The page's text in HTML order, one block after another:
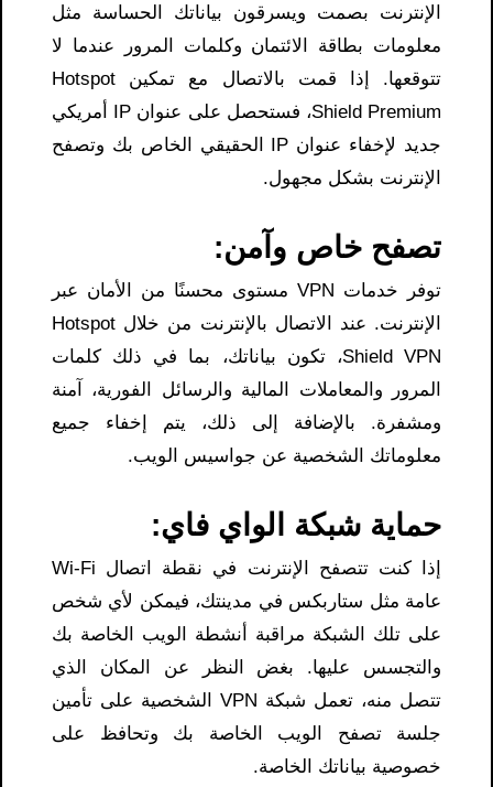
الإنترنت بصمت ويسرقون بياناتك الحساسة مثل
معلومات بطاقة الائتمان وكلمات المرور عندما لا
تتوقعها. إذا قمت بالاتصال مع تمكين Hotspot
Shield Premium، فستحصل على عنوان IP أمريكي
جديد لإخفاء عنوان IP الحقيقي الخاص بك وتصفح
الإنترنت بشكل مجهول.
تصفح خاص وآمن:
توفر خدمات VPN مستوى محسنًا من الأمان عبر
الإنترنت. عند الاتصال بالإنترنت من خلال Hotspot
Shield VPN، تكون بياناتك، بما في ذلك كلمات
المرور والمعاملات المالية والرسائل الفورية، آمنة
ومشفرة. بالإضافة إلى ذلك، يتم إخفاء جميع
معلوماتك الشخصية عن جواسيس الويب.
حماية شبكة الواي فاي:
إذا كنت تتصفح الإنترنت في نقطة اتصال Wi-Fi
عامة مثل ستاربكس في مدينتك، فيمكن لأي شخص
على تلك الشبكة مراقبة أنشطة الويب الخاصة بك
والتجسس عليها. بغض النظر عن المكان الذي
تتصل منه، تعمل شبكة VPN الشخصية على تأمين
جلسة تصفح الويب الخاصة بك وتحافظ على
خصوصية بياناتك الخاصة.